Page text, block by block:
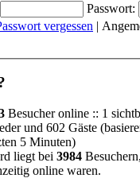
Passwort:
vergessen |
Besucher online :: 1
und 602 Gäste
5 Minuten)
liegt bei 3984
online waren.